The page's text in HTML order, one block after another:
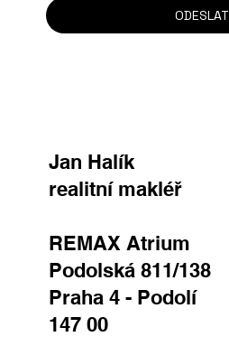
ODESLAT
Jan Halík
realitní makléř
REMAX Atrium
Podolská 811/138
Praha 4 - Podolí
147 00